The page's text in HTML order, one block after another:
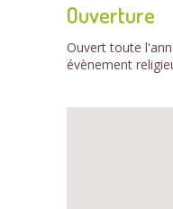
Ouverture
Ouvert toute
évènement